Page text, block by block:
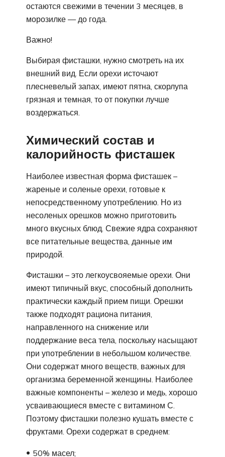
остаются свежими в течении 3 месяцев, в
морозилке — до года.
Важно!
Выбирая фисташки, нужно смотреть на их
внешний вид. Если орехи источают
плесневелый запах, имеют пятна, скорлупа
грязная и темная, то от покупки лучше
воздержаться.
Химический состав и
калорийность фисташек
Наиболее известная форма фисташек –
жареные и соленые орехи, готовые к
непосредственному употреблению. Но из
несоленых орешков можно приготовить
много вкусных блюд. Свежие ядра сохраняют
все питательные вещества, данные им
природой.
Фисташки – это легкоусвояемые орехи. Они
имеют типичный вкус, способный дополнить
практически каждый прием пищи. Орешки
также подходят рациона питания,
направленного на снижение или
поддержание веса тела, поскольку насыщают
при употреблении в небольшом количестве.
Они содержат много веществ, важных для
организма беременной женщины. Наиболее
важные компоненты – железо и медь, хорошо
усваивающиеся вместе с витамином С.
Поэтому фисташки полезно кушать вместе с
фруктами. Орехи содержат в среднем:
50% масел;